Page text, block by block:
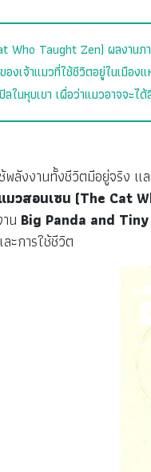
Who Taught Zen) ผลงานภ
องเจ้าแมวที่ใช้ชีวิตอยู่ในเมือ
ลในหุบเขา เผื่อว่าแมวอาจจะ
พลังงานทั้งชีวิตมีอยู่จริง
มวสอนเซน (The Cat
น Big Panda and
ะการใช้ชีวิต